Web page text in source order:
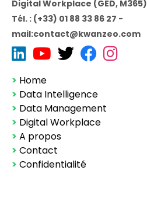
Digital Workplace (GED, M365)
Tél. : (+33) 01 88 33 86 27 -
mail:contact@kwanzeo.com
> Home
> Data Intelligence
> Data Management
> Digital Workplace
> A propos
> Contact
> Confidentialité